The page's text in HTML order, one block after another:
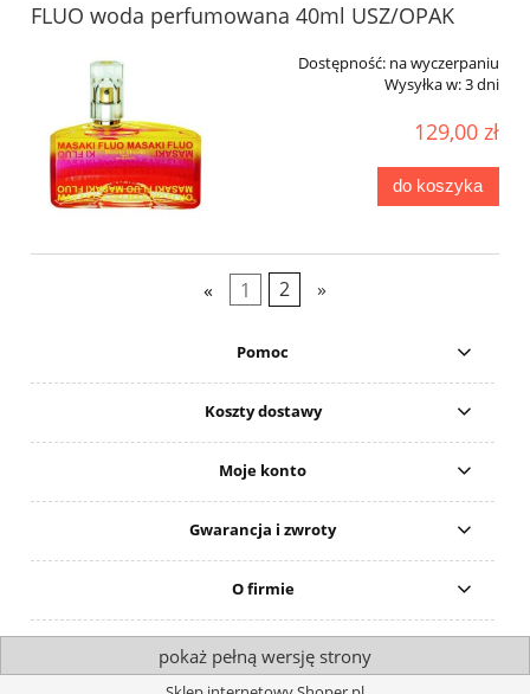
FLUO woda perfumowana 40ml USZ/OPAK
Dostępność: na wyczerpaniu
Wysyłka w:3 dni
129,00 zł
do koszyka
« 1 2 »
Pomoc
Koszty dostawy
Moje konto
Gwarancja i zwroty
O firmie
pokaż pełną wersję strony